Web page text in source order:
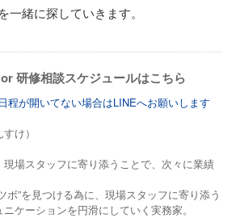
一緒に探していきます。
or 研修相談スケジュールはこちら
程が開いてない場合はLINEへお願いします
け）
場スタッフに寄り添うことで、次々に業績
ボ”を見つける為に、現場スタッフに寄り添う
ケーションを円滑にしていく実務家。